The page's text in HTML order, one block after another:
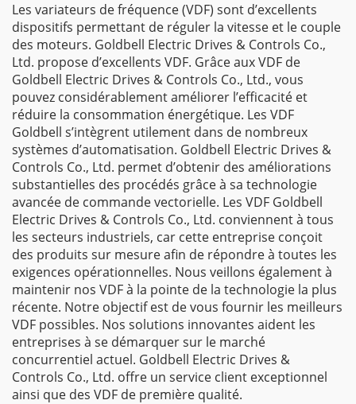
Les variateurs de fréquence (VDF) sont d’excellents
dispositifs permettant de réguler la vitesse et le couple
des moteurs. Goldbell Electric Drives & Controls Co.,
Ltd. propose d’excellents VDF. Grâce aux VDF de
Goldbell Electric Drives & Controls Co., Ltd., vous
pouvez considérablement améliorer l’efficacité et
réduire la consommation énergétique. Les VDF
Goldbell s’intègrent utilement dans de nombreux
systèmes d’automatisation. Goldbell Electric Drives &
Controls Co., Ltd. permet d’obtenir des améliorations
substantielles des procédés grâce à sa technologie
avancée de commande vectorielle. Les VDF Goldbell
Electric Drives & Controls Co., Ltd. conviennent à tous
les secteurs industriels, car cette entreprise conçoit
des produits sur mesure afin de répondre à toutes les
exigences opérationnelles. Nous veillons également à
maintenir nos VDF à la pointe de la technologie la plus
récente. Notre objectif est de vous fournir les meilleurs
VDF possibles. Nos solutions innovantes aident les
entreprises à se démarquer sur le marché
concurrentiel actuel. Goldbell Electric Drives &
Controls Co., Ltd. offre un service client exceptionnel
ainsi que des VDF de première qualité.